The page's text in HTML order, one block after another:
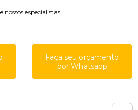
especialistas!
Faça seu orçamento
por Whatsapp